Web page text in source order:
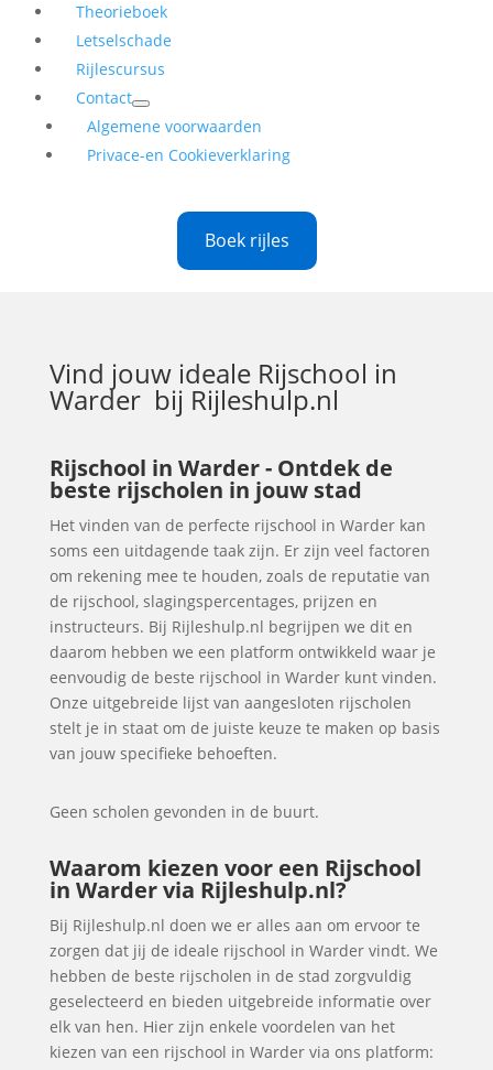
Theorieboek
Letselschade
Rijlescursus
Contact
Algemene voorwaarden
Privace-en Cookieverklaring
Boek rijles
Vind jouw ideale Rijschool in
Warder bij Rijleshulp.nl
Rijschool in Warder - Ontdek de
beste rijscholen in jouw stad
Het vinden van de perfecte rijschool in Warder kan
soms een uitdagende taak zijn. Er zijn veel factoren
om rekening mee te houden, zoals de reputatie van
de rijschool, slagingspercentages, prijzen en
instructeurs. Bij Rijleshulp.nl begrijpen we dit en
daarom hebben we een platform ontwikkeld waar je
eenvoudig de beste rijschool in Warder kunt vinden.
Onze uitgebreide lijst van aangesloten rijscholen
stelt je in staat om de juiste keuze te maken op basis
van jouw specifieke behoeften.
Geen scholen gevonden in de buurt.
Waarom kiezen voor een Rijschool
in Warder via Rijleshulp.nl?
Bij Rijleshulp.nl doen we er alles aan om ervoor te
zorgen dat jij de ideale rijschool in Warder vindt. We
hebben de beste rijscholen in de stad zorgvuldig
geselecteerd en bieden uitgebreide informatie over
elk van hen. Hier zijn enkele voordelen van het
kiezen van een rijschool in Warder via ons platform: